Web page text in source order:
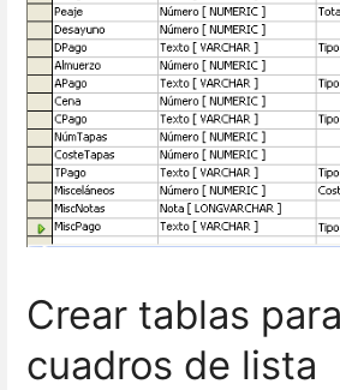
Crear tablas
cuadros de lista